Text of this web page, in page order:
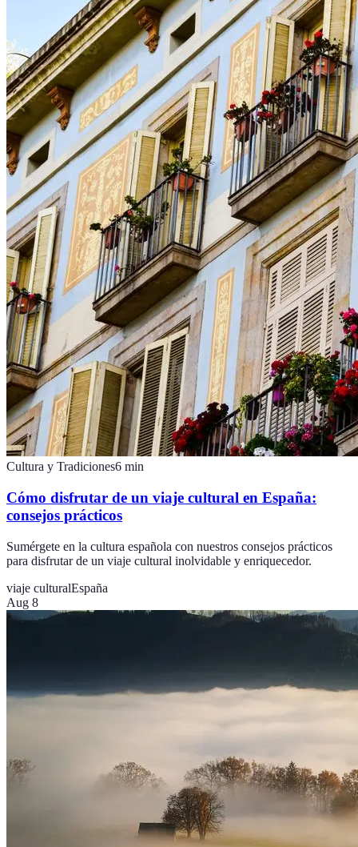
Cultura y Tradiciones6 min
Cómo disfrutar de un viaje cultural en España:
consejos prácticos
Sumérgete en la cultura española con nuestros consejos prácticos
para disfrutar de un viaje cultural inolvidable y enriquecedor.
viaje culturalEspaña
Aug 8